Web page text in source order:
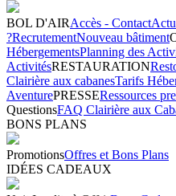
BOL D'AIRAccès - Contact
?RecrutementNouveau bâtiment
HébergementsPlanning des
ActivitésRESTAURATION
Clairière aux cabanesTarifs
AventurePRESSERessources
QuestionsFAQ Clairière aux
BONS PLANS
PromotionsOffres et Bons Plans
IDÉES CADEAUX